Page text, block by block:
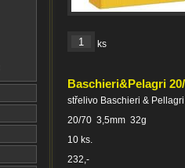
ks
Baschieri&Pelagri
střelivo Baschieri &
20/70 3,5mm 32g
10 ks.
232,-